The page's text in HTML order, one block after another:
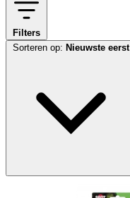
Filters
Sorteren op: Nieuwste eerst